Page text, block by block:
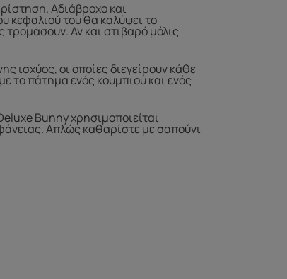
Αδιάβροχο και
κεφαλιού του θα καλύψει το
Αν και στιβαρό μόλις
ισχύος, οι οποίες διεγείρουν κάθε
το πάτημα ενός κουμπιού και ενός
Bunny χρησιμοποιείται
Απλώς καθαρίστε με σαπούνι